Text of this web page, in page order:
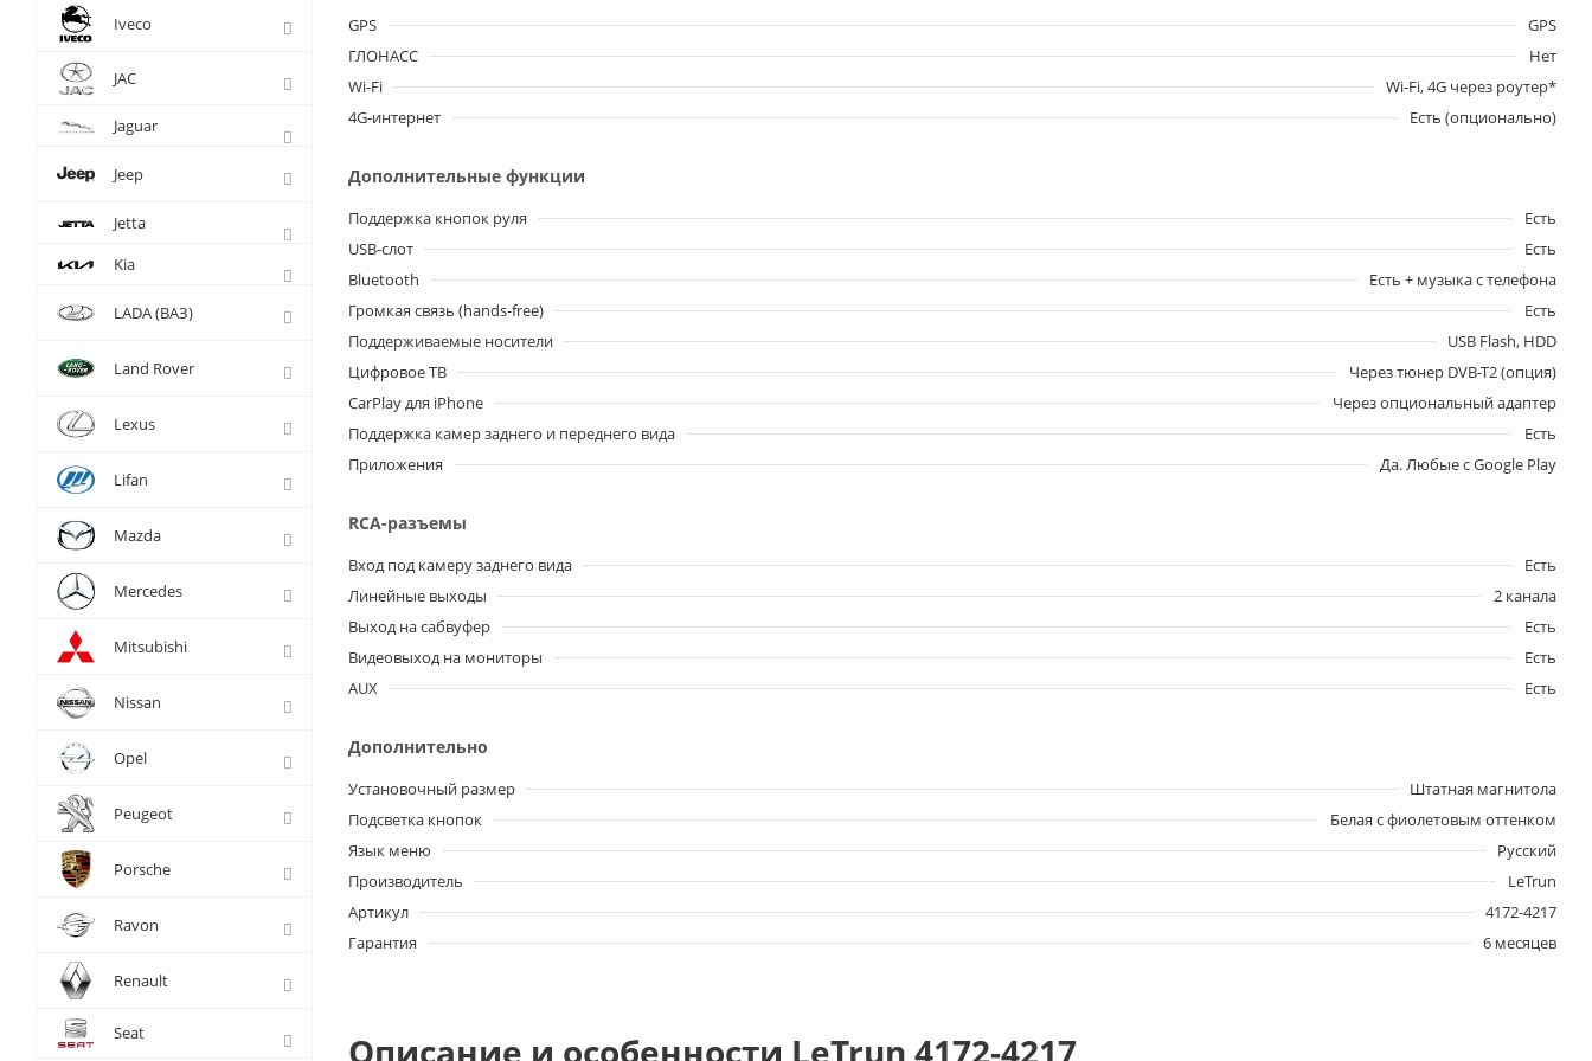
GPS
GPS
ГЛОНАСС
Нет
Wi-Fi
Wi-Fi, 4G через роутер*
4G-интернет
Есть (опционально)
Дополнительные функции
Поддержка кнопок руля
Есть
USB-слот
Есть
Bluetooth
Есть + музыка с телефона
Громкая связь (hands-free)
Есть
Поддерживаемые носители
USB Flash, HDD
Цифровое ТВ
Через тюнер DVB-T2 (опция)
CarPlay для iPhone
Через опциональный адаптер
Поддержка камер заднего и переднего вида
Есть
Приложения
Да. Любые с Google Play
RCA-разъемы
Вход под камеру заднего вида
Есть
Линейные выходы
2 канала
Выход на сабвуфер
Есть
Видеовыход на мониторы
Есть
AUX
Есть
Дополнительно
Установочный размер
Штатная магнитола
Подсветка кнопок
Белая с фиолетовым оттенком
Язык меню
Русский
Производитель
LeTrun
Артикул
4172-4217
Гарантия
6 месяцев
Описание и особенности LeTrun 4172-4217
Iveco
JAC
Jaguar
Jeep
Jetta
Kia
LADA (ВАЗ)
Land Rover
Lexus
Lifan
Mazda
Mercedes
Mitsubishi
Nissan
Opel
Peugeot
Porsche
Ravon
Renault
Seat